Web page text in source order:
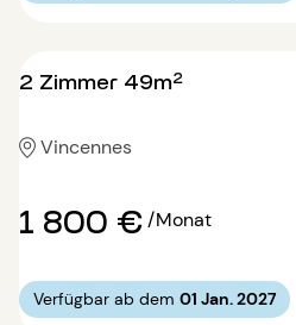
2 Zimmer 49m²
Vincennes
1 800 €/Monat
Verfügbar ab dem 01 Jan. 2027